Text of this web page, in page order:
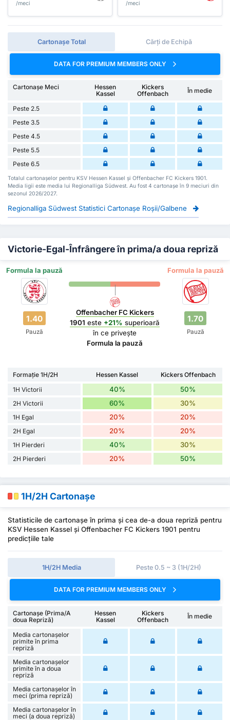
/meci /meci
Cartonașe Total Cărți de Echipă
DATA FOR PREMIUM MEMBERS ONLY
Cartonașe Meci
Hessen
Kassel
Kickers
Offenbach
În medie
Peste 2.5
Peste 3.5
Peste 4.5
Peste 5.5
Peste 6.5
Totalul cartonașelor pentru KSV Hessen Kassel și Offenbacher FC Kickers 1901.
Media ligii este media lui Regionalliga Südwest. Au fost 4 cartonașe în 9 meciuri din
sezonul 2026/2027.
Regionalliga Südwest Statistici Cartonașe Roșii/Galbene
Victorie-Egal-Înfrângere în prima/a doua repriză
Formula la pauză Formula la pauză
1.40
Pauză
Offenbacher FC Kickers
1901 este +21% superioară
în ce privește
Formula la pauză
1.70
Pauză
Formație 1H/2H Hessen Kassel
Kickers Offenbach
1H Victorii
40% 50%
2H Victorii 60% 30%
1H Egal 20% 20%
2H Egal 20% 20%
1H Pierderi 40% 30%
2H Pierderi 20% 50%
1H/2H Cartonașe
Statisticile de cartonașe în prima și cea de-a doua repriză pentru
KSV Hessen Kassel și Offenbacher FC Kickers 1901 pentru
predicțiile tale
1H/2H Media Peste 0.5 ~ 3 (1H/2H)
DATA FOR PREMIUM MEMBERS ONLY
Cartonașe (Prima/A
doua Repriză)
Hessen
Kassel
Kickers
Offenbach
În medie
Media cartonașelor
primite în prima
repriză
Media cartonașelor
primite în a doua
repriză
Media cartonașelor în
meci (prima repriză)
Media cartonașelor în
meci (a doua repriză)